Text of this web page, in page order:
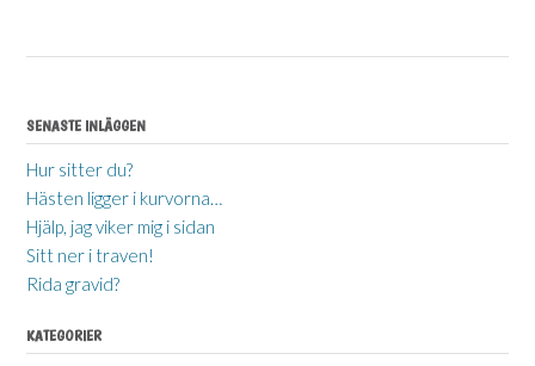
SENASTE INLÄGGEN
Hur sitter du?
Hästen ligger i kurvorna…
Hjälp, jag viker mig i sidan
Sitt ner i traven!
Rida gravid?
KATEGORIER